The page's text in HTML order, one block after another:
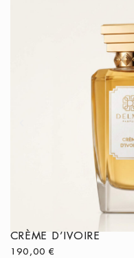
CRÈME D’IVOIRE
190,00€